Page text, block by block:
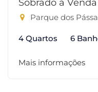
Sobrado à
Parque dos
4 Quartos 6
Mais informações